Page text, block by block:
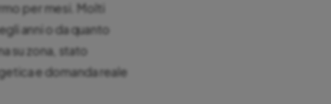
per mesi. Molti
anni o da quanto
su zona, stato
e domanda reale